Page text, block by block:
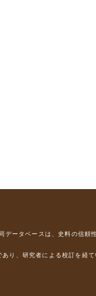
データベースは、史料の信頼
り、研究者による校訂を経